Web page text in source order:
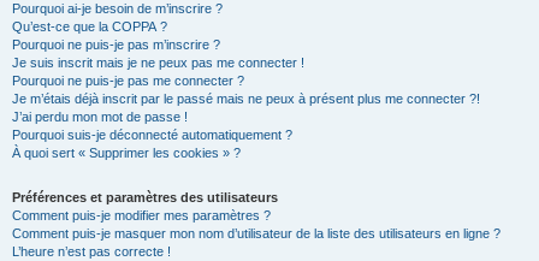
Pourquoi ai-je besoin de m’inscrire ?
Qu’est-ce que la COPPA ?
Pourquoi ne puis-je pas m’inscrire ?
Je suis inscrit mais je ne peux pas me connecter !
Pourquoi ne puis-je pas me connecter ?
Je m’étais déjà inscrit par le passé mais ne peux à présent plus me connecter ?!
J’ai perdu mon mot de passe !
Pourquoi suis-je déconnecté automatiquement ?
À quoi sert « Supprimer les cookies » ?
Préférences et paramètres des utilisateurs
Comment puis-je modifier mes paramètres ?
Comment puis-je masquer mon nom d’utilisateur de la liste des utilisateurs en ligne ?
L’heure n’est pas correcte !